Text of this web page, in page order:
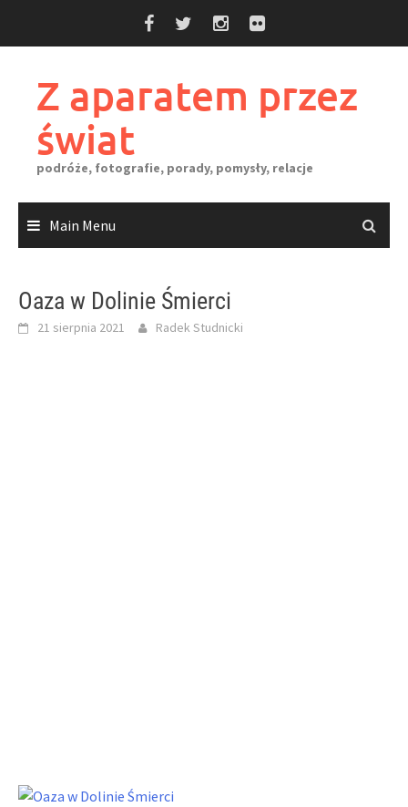
Z aparatem przez
świat
podróże, fotografie, porady, pomysły, relacje
Main Menu
Oaza w Dolinie Śmierci
21 sierpnia 2021 Radek Studnicki